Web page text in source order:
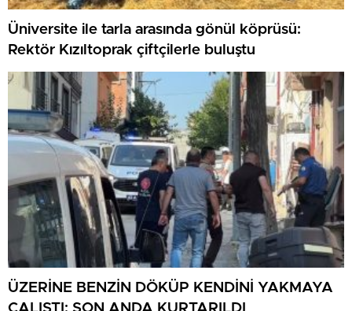
Üniversite ile tarla arasında gönül köprüsü:
Rektör Kızıltoprak çiftçilerle buluştu
ÜZERİNE BENZİN DÖKÜP KENDİNİ YAKMAYA